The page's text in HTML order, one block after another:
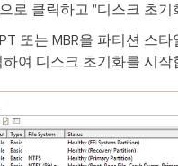
로 클릭하고 "디스크 초기
또는 MBR을 파티션 스
하여 디스크 초기화를 시작